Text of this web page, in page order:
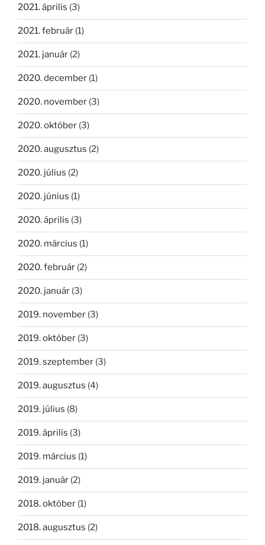
2021. április (3)
2021. február (1)
2021. január (2)
2020. december (1)
2020. november (3)
2020. október (3)
2020. augusztus (2)
2020. július (2)
2020. június (1)
2020. április (3)
2020. március (1)
2020. február (2)
2020. január (3)
2019. november (3)
2019. október (3)
2019. szeptember (3)
2019. augusztus (4)
2019. július (8)
2019. április (3)
2019. március (1)
2019. január (2)
2018. október (1)
2018. augusztus (2)